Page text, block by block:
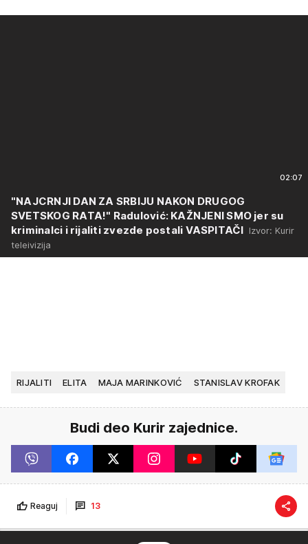
02:07
"NAJCRNJI DAN ZA SRBIJU NAKON DRUGOG
SVETSKOG RATA!" Radulović: KAŽNJENI SMO jer su
kriminalci i rijaliti zvezde postali VASPITAČI Izvor: Kurir
teleivizija
RIJALITI ELITA MAJA MARINKOVIĆ STANISLAV KROFAK
Budi deo Kurir zajednice.
Reaguj 13